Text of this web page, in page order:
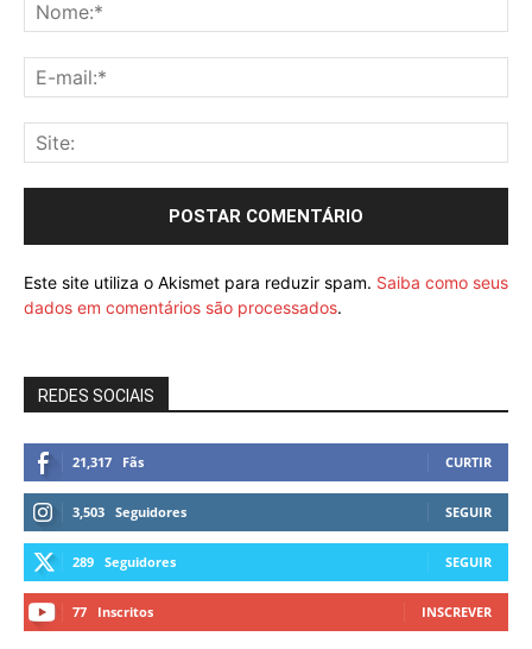
Este site utiliza o Akismet para reduzir spam. Saiba como seus
dados em comentários são processados.
REDES SOCIAIS
21,317 Fãs CURTIR
3,503 Seguidores SEGUIR
289 Seguidores SEGUIR
77 Inscritos INSCREVER